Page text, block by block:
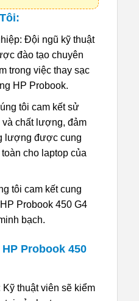
Đội ngũ kỹ thuật
đào tạo chuyên
trong việc thay sạc
HP Probook.
tôi cam kết sử
chất lượng, đảm
lượng được cung
cho laptop của
tôi cam kết cung
Probook 450 G4
bạch.
Probook 450
Kỹ thuật viên sẽ kiểm